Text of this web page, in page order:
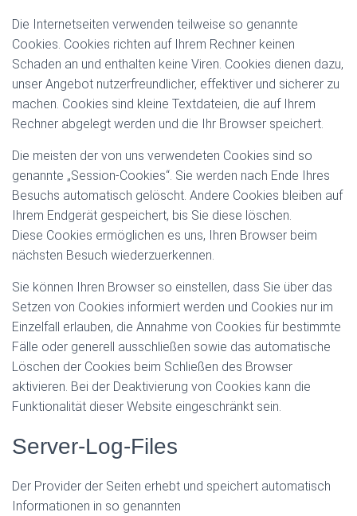
Die Internetseiten verwenden teilweise so genannte
Cookies. Cookies richten auf Ihrem Rechner keinen
Schaden an und enthalten keine Viren. Cookies dienen dazu,
unser Angebot nutzerfreundlicher, effektiver und sicherer zu
machen. Cookies sind kleine Textdateien, die auf Ihrem
Rechner abgelegt werden und die Ihr Browser speichert.
Die meisten der von uns verwendeten Cookies sind so
genannte „Session-Cookies“. Sie werden nach Ende Ihres
Besuchs automatisch gelöscht. Andere Cookies bleiben auf
Ihrem Endgerät gespeichert, bis Sie diese löschen.
Diese Cookies ermöglichen es uns, Ihren Browser beim
nächsten Besuch wiederzuerkennen.
Sie können Ihren Browser so einstellen, dass Sie über das
Setzen von Cookies informiert werden und Cookies nur im
Einzelfall erlauben, die Annahme von Cookies für bestimmte
Fälle oder generell ausschließen sowie das automatische
Löschen der Cookies beim Schließen des Browser
aktivieren. Bei der Deaktivierung von Cookies kann die
Funktionalität dieser Website eingeschränkt sein.
Server-Log-Files
Der Provider der Seiten erhebt und speichert automatisch
Informationen in so genannten